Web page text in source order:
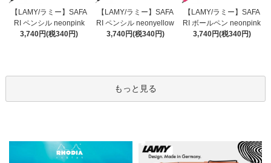
【LAMY/ラミー】SAFA
RI ペンシル neonpink
3,740円(税340円)
【LAMY/ラミー】SAFA
RI ペンシル neonyellow
3,740円(税340円)
【LAMY/ラミー】SAFA
RI ボールペン neonpink
3,740円(税340円)
もっと見る